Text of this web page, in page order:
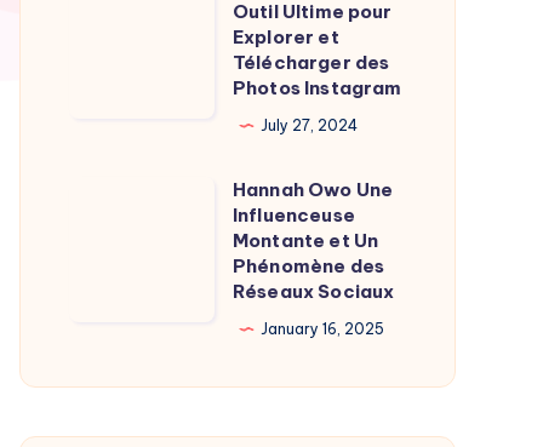
Outil Ultime pour
Explorer et
Télécharger des
Photos Instagram
July 27, 2024
Phénomène
Hannah Owo Une
Influenceuse
Montante et Un
Phénomène des
Réseaux Sociaux
January 16, 2025